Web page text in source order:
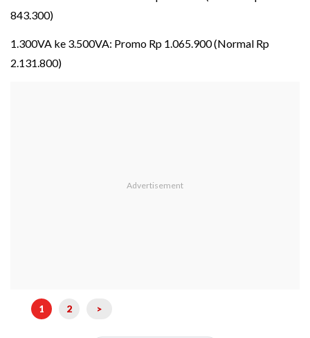
843.300)
1.300VA ke 3.500VA: Promo Rp 1.065.900 (Normal Rp
2.131.800)
1 2 >